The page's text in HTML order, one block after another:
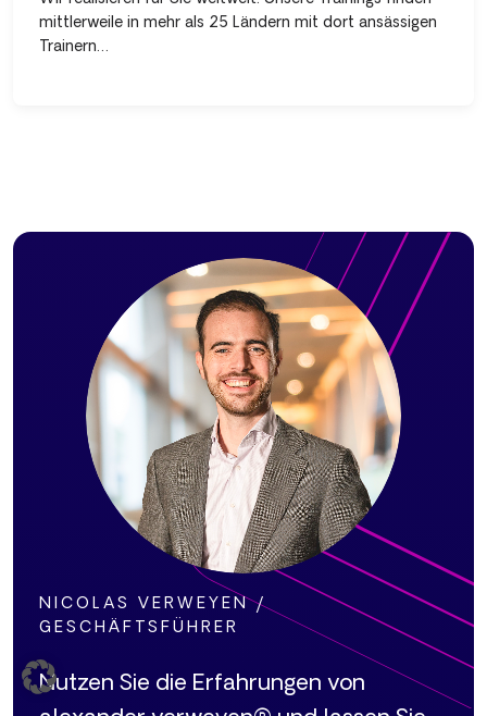
mittlerweile in mehr als 25 Ländern mit dort ansässigen
Trainern…
NICOLAS VERWEYEN /
GESCHÄFTSFÜHRER
Nutzen Sie die Erfahrungen von